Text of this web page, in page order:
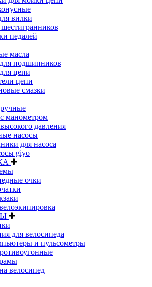
вилки
педалей
масла
подшипников
цепи
цепи
смазки
манометром
давления
насосы
для насоса
giyo
очки
для велосипеда
и пульсометры
велосипед